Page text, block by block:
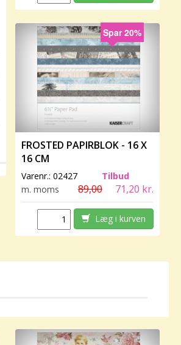
Spar 20%
FROSTED PAPIRBLOK - 16 X
16 CM
Varenr.:02427
Tilbud
m. moms
89,00 71,20 kr.
Læg i kurven